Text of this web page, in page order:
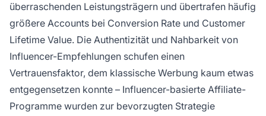
überraschenden Leistungsträgern und übertrafen häufig
größere Accounts bei Conversion Rate und Customer
Lifetime Value. Die Authentizität und Nahbarkeit von
Influencer-Empfehlungen schufen einen
Vertrauensfaktor, dem klassische Werbung kaum etwas
entgegensetzen konnte – Influencer-basierte Affiliate-
Programme wurden zur bevorzugten Strategie